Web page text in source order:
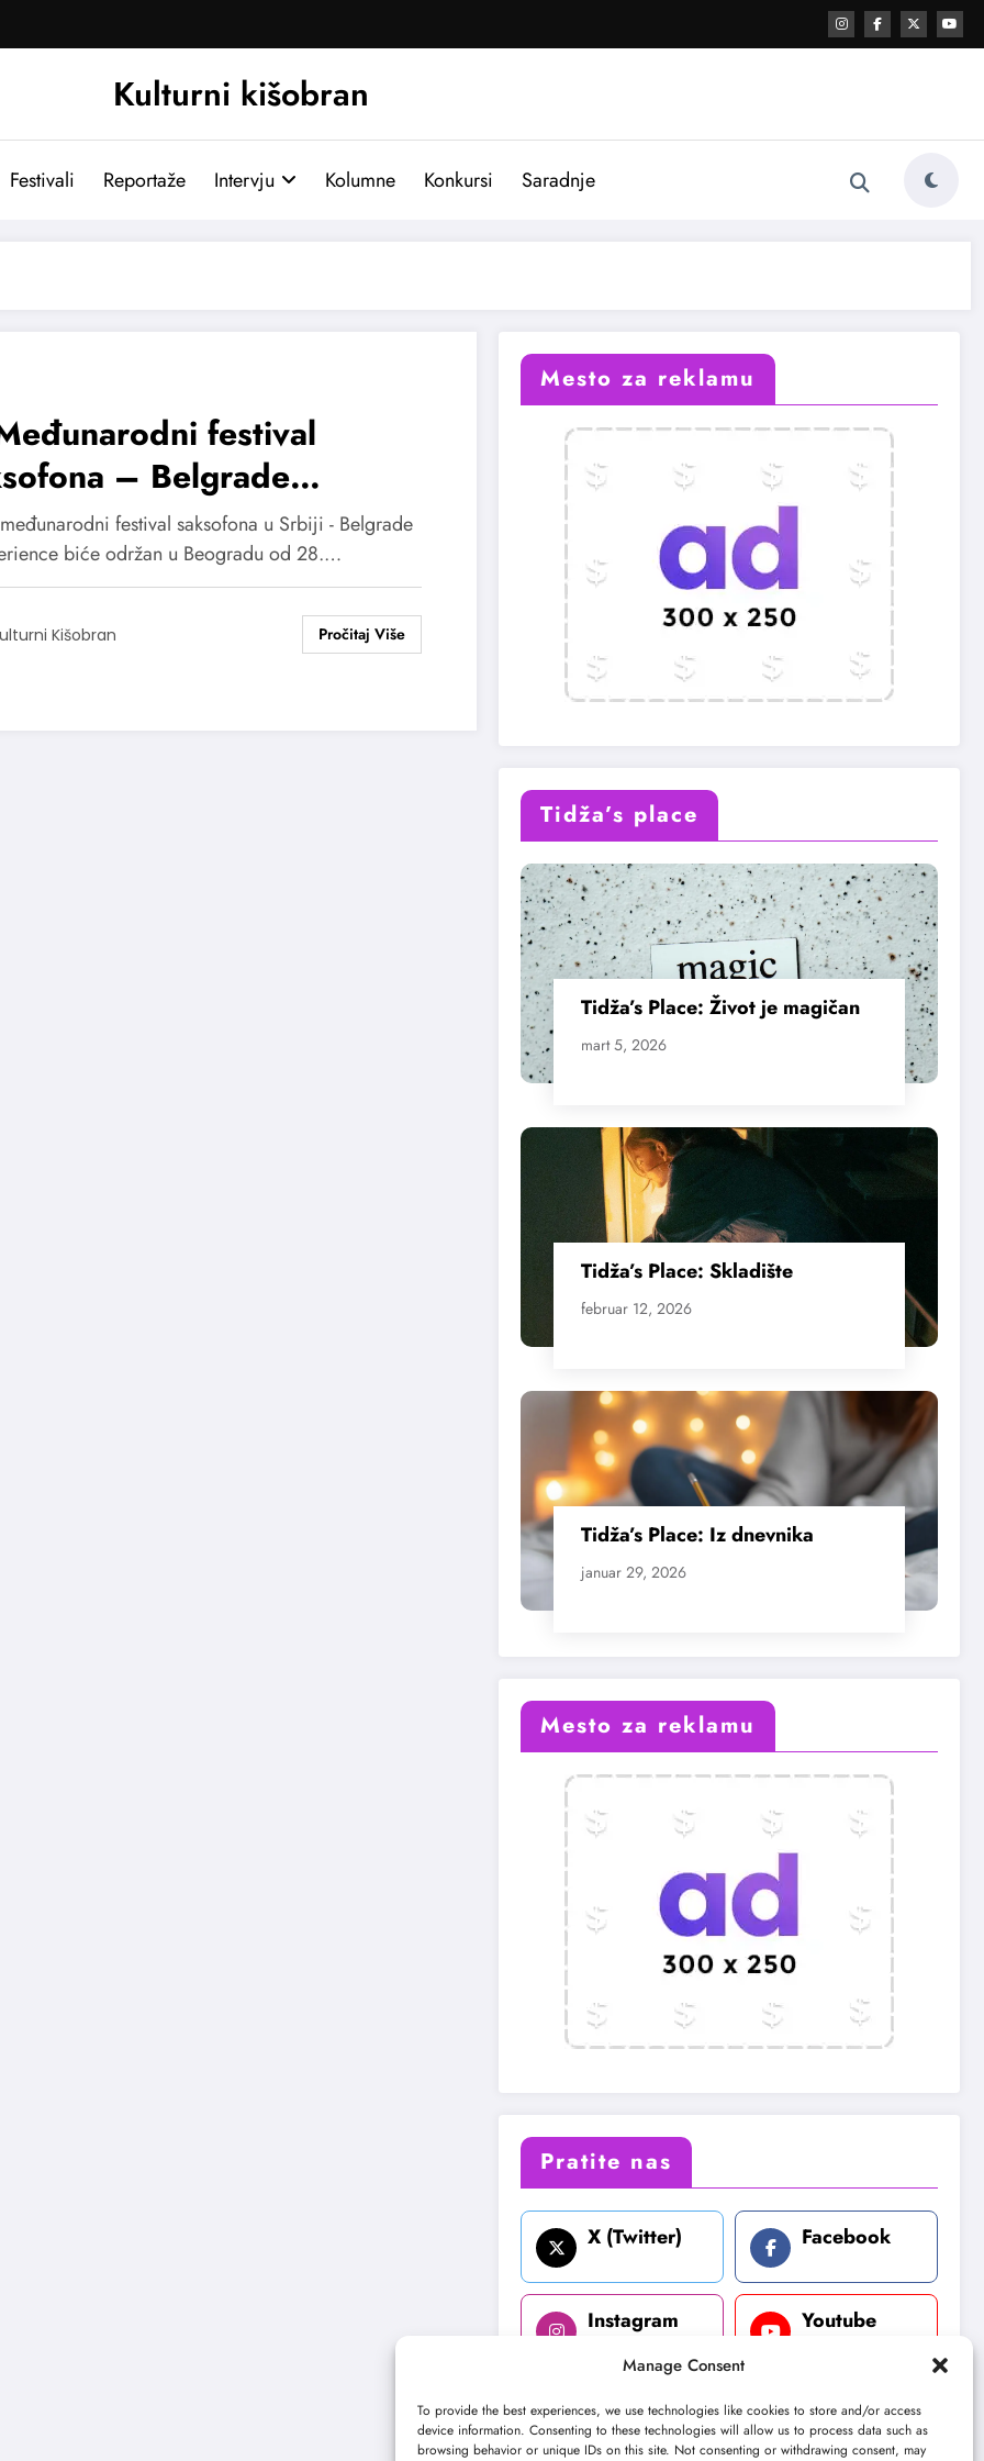
Manage Consent
To provide the best experiences, we use technologies like cookies to store and/or access
device information. Consenting to these technologies will allow us to process data such as
browsing behavior or unique IDs on this site. Not consenting or withdrawing consent, may
Kulturni kišobran
Festivali Reportaže Intervju Kolumne Konkursi Saradnje
festival
– Belgrade
festival saksofona u Srbiji - Belgrade
biće održan u Beogradu od 28.…
Kišobran
Mesto za reklamu
Tidža’s place
Tidža’s Place: Život je magičan
mart 5, 2026
Tidža’s Place: Skladište
februar 12, 2026
Tidža’s Place: Iz dnevnika
januar 29, 2026
Mesto za reklamu
Pratite nas
X (Twitter) Facebook
Instagram Youtube
LinkedIn